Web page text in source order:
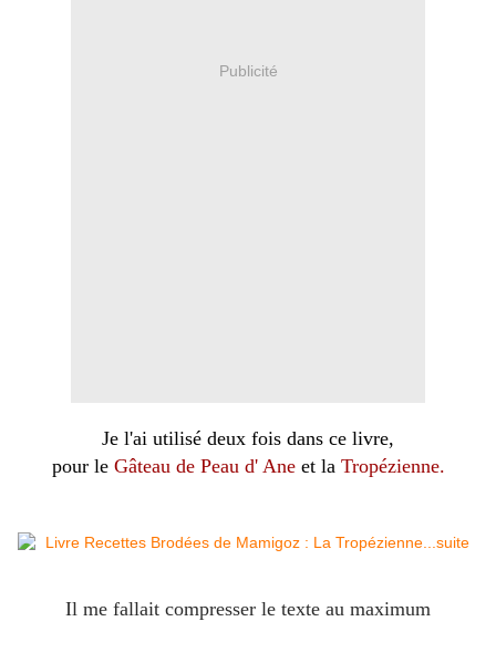
Publicité
Je l'ai utilisé deux fois dans ce livre,
pour leGâteau de Peau d' Aneet la Tropézienne.
Il me fallait compresser le texte au maximum